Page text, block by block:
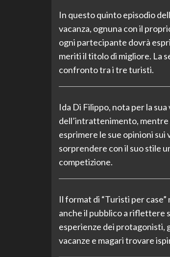
In questo quinto episodio
vacanza, ognuna con il
ogni partecipante dovrà
meriti il titolo di migliore. La
confronto tra i tre turisti.
Ida Di Filippo, nota per la
dell’intrattenimento, mentre
esprimere le sue opinioni sui
sorprendere con il suo stile
competizione.
Il format di “Turisti per
anche il pubblico a riflettere
esperienze dei
vacanze e magari trovare